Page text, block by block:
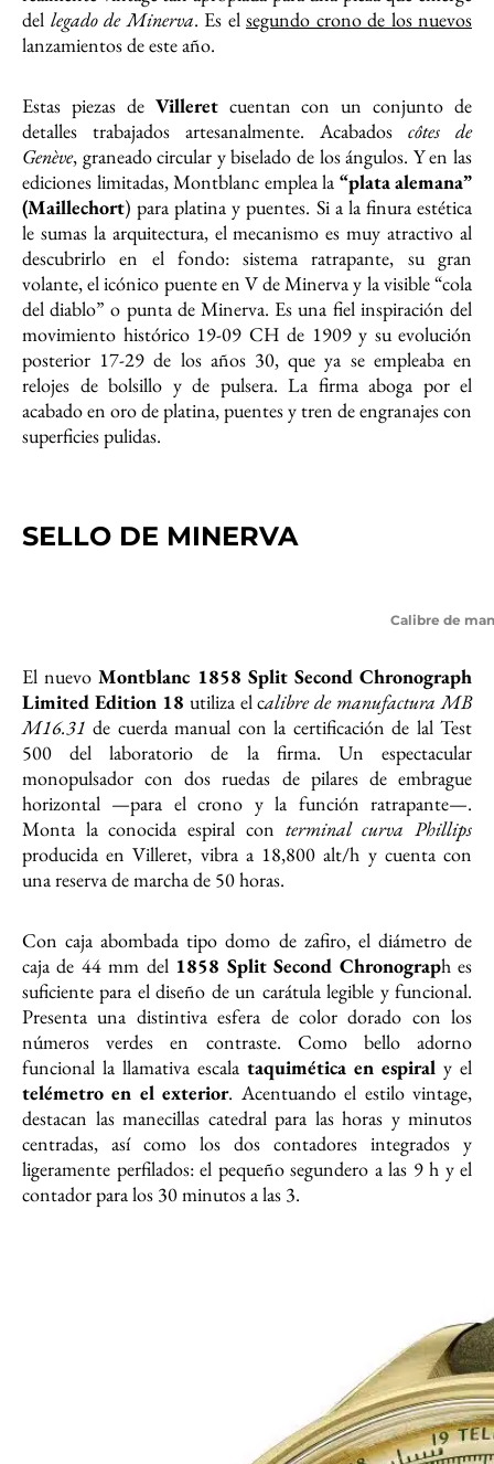
del legado de Minerva. Es el segundo crono de los nuevos
lanzamientos de este año.
Estas piezas deVilleretcuentan con un conjunto de
detalles trabajados artesanalmente. Acabados côtes de
Genève, graneado circular y biselado de los ángulos. Y en las
ediciones limitadas, Montblanc emplea la “plata alemana”
(Maillechort) para platina y puentes. Si a la finura estética
le sumas la arquitectura, el mecanismo es muy atractivo al
descubrirlo en el fondo: sistema ratrapante, su gran
volante, el icónico puente en V de Minerva y la visible “cola
del diablo” o punta de Minerva. Es una fiel inspiración del
movimiento histórico 19-09 CH de 1909 y su evolución
posterior 17-29 de los años 30, que ya se empleaba en
relojes de bolsillo y de pulsera. La firma aboga por el
acabado en oro de platina, puentes y tren de engranajes con
superficies pulidas.
SELLO DE MINERVA
Calibre de
El nuevoMontblanc 1858 Split Second Chronograph
Limited Edition 18 utiliza el calibre de manufactura MB
M16.31 de cuerda manual con la certificación de lal Test
500 del laboratorio de la firma. Un espectacular
monopulsador con dos ruedas de pilares de embrague
horizontal —para el crono y la función ratrapante—.
Monta la conocida espiral con terminal curva Phillips
producida en Villeret, vibra a 18,800 alt/h y cuenta con
una reserva de marcha de 50 horas.
Con caja abombada tipo domo de zafiro, el diámetro de
caja de 44 mm del 1858 Split Second Chronograph es
suficiente para el diseño de un carátula legible y funcional.
Presenta una distintiva esfera de color dorado con los
números verdes en contraste. Como bello adorno
funcional la llamativa escala taquimética en espiral y el
telémetro en el exterior. Acentuando el estilo vintage,
destacan las manecillas catedral para las horas y minutos
centradas, así como los dos contadores integrados y
ligeramente perfilados: el pequeño segundero a las 9 h y el
contador para los 30 minutos a las 3.